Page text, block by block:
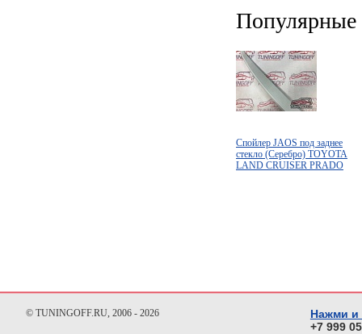
Популярные
Спойлер JAOS под заднее
стекло (Серебро) TOYOTA
LAND CRUISER PRADO
© TUNINGOFF.RU, 2006 - 2026
Нажми и
+7 999